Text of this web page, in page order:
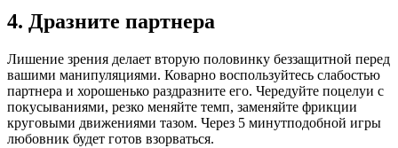
4. Дразните партнера
Лишение зрения делает вторую половинку беззащитной перед
вашими манипуляциями. Коварно воспользуйтесь слабостью
партнера и хорошенько раздразните его. Чередуйте поцелуи с
покусываниями, резко меняйте темп, заменяйте фрикции
круговыми движениями тазом. Через 5 минутподобной игры
любовник будет готов взорваться.